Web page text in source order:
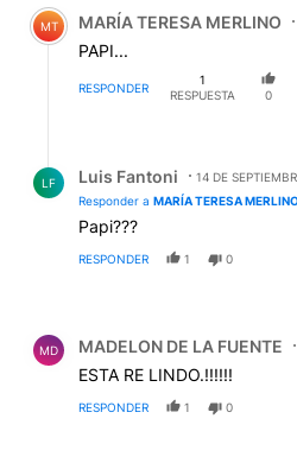
MT MARÍA TERESA MERLINO
PAPI...
RESPONDER
1
RESPUESTA
0
LF Luis Fantoni
14 DE
Responder a MARÍA TERESA
Papi???
RESPONDER 1 0
MD MADELON DE LA FUENTE
ESTA RE LINDO.!!!!!!
RESPONDER 1 0